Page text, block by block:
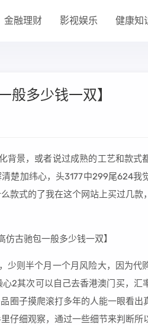
金融理财 影视娱乐 健康知
般多少钱一双】
背景，或者说过成熟的工艺和款式
楚加纬心，头3177中299尾624我
款式的了我在这个网站上买过几款
少则半个月一个月风险大，因为代
2其次可以自己去香港澳门买，汇
圈子摸爬滚打多年的人能一眼看出
仔细观察，通过一些细节来判断所